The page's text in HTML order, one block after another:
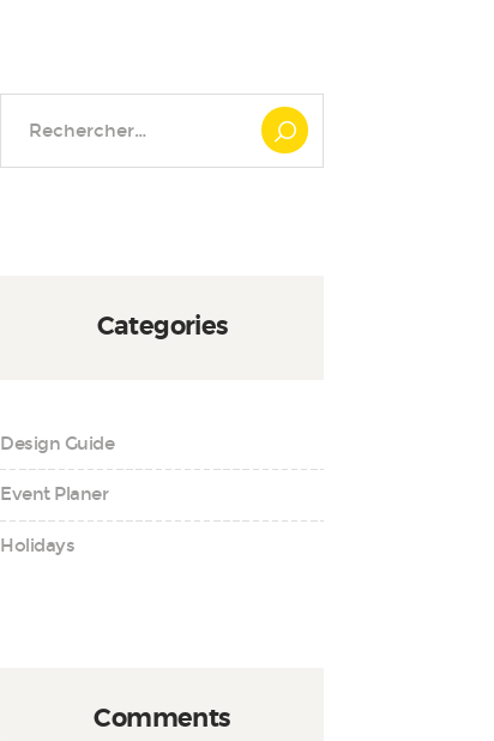
Categories
Design Guide
Event Planer
Holidays
Comments